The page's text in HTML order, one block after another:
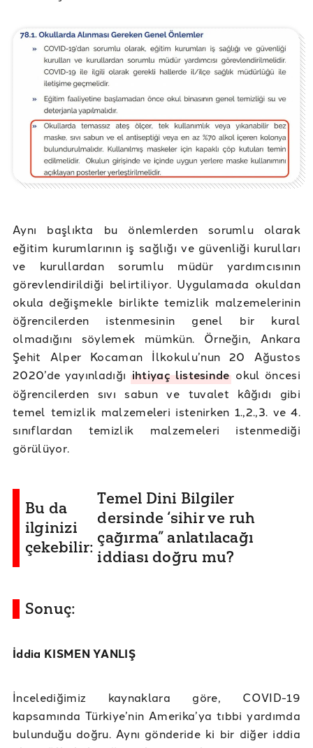
Aynı başlıkta bu önlemlerden sorumlu olarak
eğitim kurumlarının iş sağlığı ve güvenliği kurulları
ve kurullardan sorumlu müdür yardımcısının
görevlendirildiği belirtiliyor. Uygulamada okuldan
okula değişmekle birlikte temizlik malzemelerinin
öğrencilerden istenmesinin genel bir kural
olmadığını söylemek mümkün. Örneğin, Ankara
Şehit Alper Kocaman İlkokulu’nun 20 Ağustos
2020’de yayınladığı ihtiyaç listesindeokul öncesi
öğrencilerden sıvı sabun ve tuvalet kâğıdı gibi
temel temizlik malzemeleri istenirken 1.,2.,3. ve 4.
sınıflardan temizlik malzemeleri istenmediği
görülüyor.
Bu da
ilginizi
çekebilir:
Temel Dini Bilgiler
dersinde ‘sihir ve ruh
çağırma” anlatılacağı
iddiası doğru mu?
Sonuç:
İddia KISMEN YANLIŞ
İncelediğimiz kaynaklara göre, COVID-19
kapsamında Türkiye’nin Amerika’ya tıbbi yardımda
bulunduğu doğru. Aynı gönderide ki bir diğer iddia